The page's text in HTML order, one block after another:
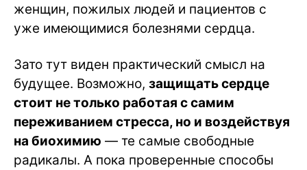
женщин, пожилых людей и пациентов с
уже имеющимися болезнями сердца.
Зато тут виден практический смысл на
будущее. Возможно, защищать сердце
стоит не только работая с самим
переживанием стресса, но и воздействуя
на биохимию — те самые свободные
радикалы. А пока проверенные способы